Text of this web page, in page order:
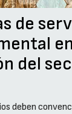
de
del
deben